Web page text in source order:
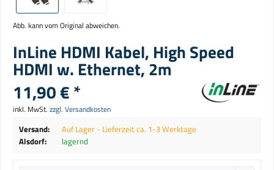
Abb. kann vom Original abweichen.
InLine HDMI Kabel, High Speed
HDMI w. Ethernet, 2m
11,90 € *
inkl. MwSt. zzgl. Versandkosten
Versand:
Auf Lager - Lieferzeit ca. 1-3 Werktage
Alsdorf:
lagernd